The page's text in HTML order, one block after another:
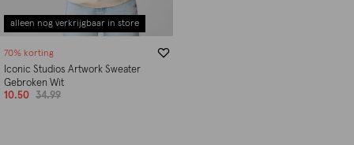
alleen nog verkrijgbaar in store
70% korting
Iconic Studios Artwork Sweater
Gebroken Wit
10.50
34.99